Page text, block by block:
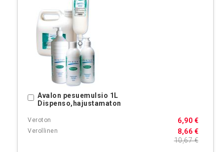
Avalon pesuemulsio 1L
Dispenso,hajustamaton
8,66 €
6,90 €
10,67 €
Ostoskoriin